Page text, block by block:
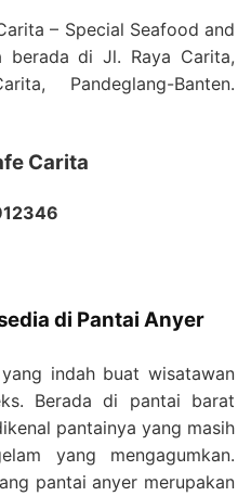
– Special Seafood and
berada di Jl. Raya Carita,
Pandeglang-Banten.
Carita
di Pantai Anyer
indah buat wisatawan
Berada di pantai barat
pantainya yang masih
yang mengagumkan.
pantai anyer merupakan